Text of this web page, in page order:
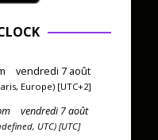
vendredi 7 août
Europe) [UTC+2]
vendredi 7 août
UTC) [UTC]